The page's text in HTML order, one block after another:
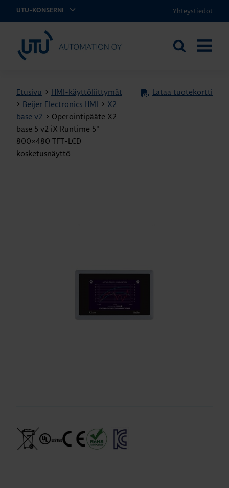
UTU-KONSERNI Yhteystiedot
UTU Automation
Etsi
Etusivu > HMI-käyttöliittymät
> Beijer Electronics HMI > X2
base v2 > Operointipääte X2
base 5 v2 iX Runtime 5"
800×480 TFT-LCD
kosketusnäyttö
Lataa tuotekortti